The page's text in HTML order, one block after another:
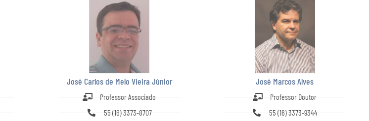
José Carlos de Melo Vieira Júnior
Professor Associado
55 (16) 3373-8707
José Marcos Alves
Professor Doutor
55 (16) 3373-9344